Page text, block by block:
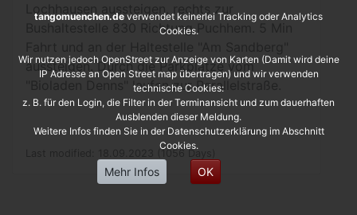
Lochhausen aussteigen, rechts zur
Bushaltestelle 830 Richtung Puchhem. 5 Min
aussteigen. Durch die Parkplätze vom
"Bioladen Denns" laufen zur Parallelstraße.
Last modified: 18.09.2023 (1056 Days)
tangomuenchen.de verwendet keinerlei Tracking oder Analytics
Cookies.
Wir nutzen jedoch OpenStreet zur Anzeige von Karten (Damit wird deine
IP Adresse an Open Street map übertragen) und wir verwenden
technische Cookies:
z. B. für den Login, die Filter in der Terminansicht und zum dauerhaften
Ausblenden dieser Meldung.
Weitere Infos finden Sie in der Datenschutzerklärung im Abschnitt
Cookies.
Mehr Infos OK